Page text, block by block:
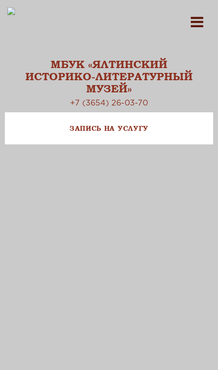
МБУК «ЯЛТИНСКИЙ
ИСТОРИКО-ЛИТЕРАТУРНЫЙ
МУЗЕЙ»
+7 (3654) 26-03-70
ЗАПИСЬ НА УСЛУГУ